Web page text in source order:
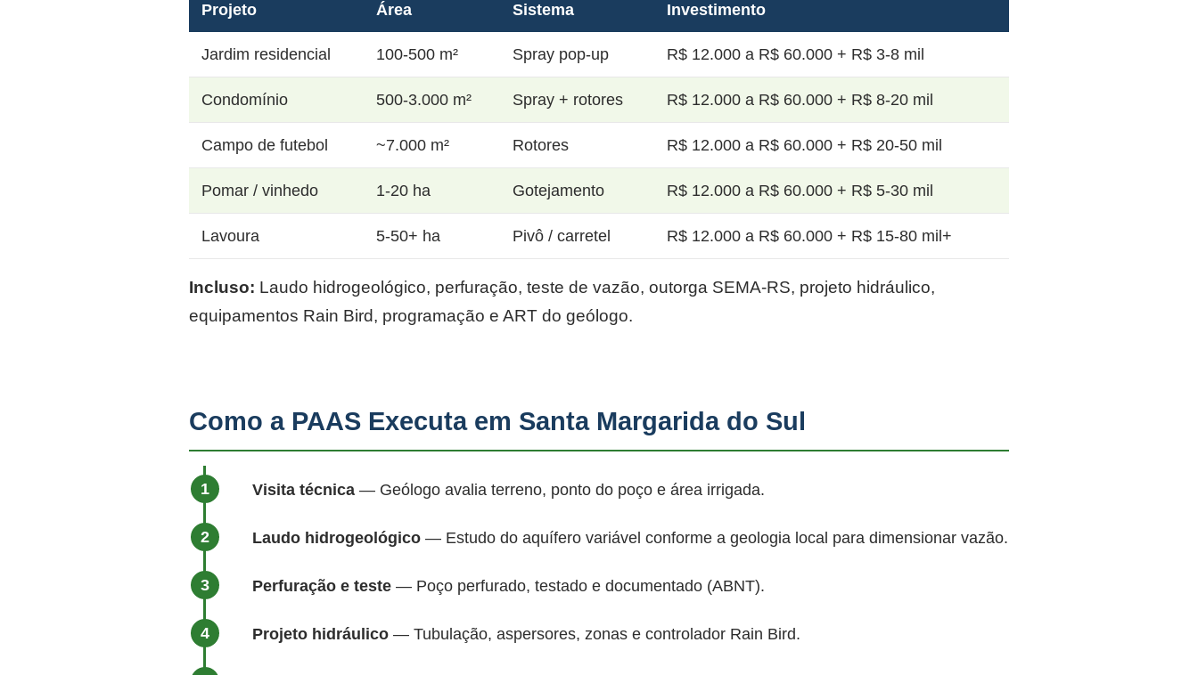
Projeto Área Sistema Investimento
Jardim residencial 100-500 m² Spray pop-up R$ 12.000 a R$ 60.000 + R$ 3-8 mil
Condomínio 500-3.000 m² Spray + rotores R$ 12.000 a R$ 60.000 + R$ 8-20 mil
Campo de futebol ~7.000 m² Rotores R$ 12.000 a R$ 60.000 + R$ 20-50 mil
Pomar / vinhedo 1-20 ha Gotejamento R$ 12.000 a R$ 60.000 + R$ 5-30 mil
Lavoura 5-50+ ha Pivô / carretel R$ 12.000 a R$ 60.000 + R$ 15-80 mil+
Incluso: Laudo hidrogeológico, perfuração, teste de vazão, outorga SEMA-RS, projeto hidráulico,
equipamentos Rain Bird, programação e ART do geólogo.
Como a PAAS Executa em Santa Margarida do Sul
Visita técnica — Geólogo avalia terreno, ponto do poço e área irrigada.
Laudo hidrogeológico — Estudo do aquífero variável conforme a geologia local para dimensionar vazão.
Perfuração e teste — Poço perfurado, testado e documentado (ABNT).
Projeto hidráulico — Tubulação, aspersores, zonas e controlador Rain Bird.